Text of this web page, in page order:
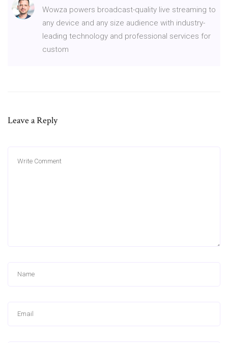
Wowza powers broadcast-quality live streaming to
any device and any size audience with industry-
leading technology and professional services for
custom
Leave a Reply